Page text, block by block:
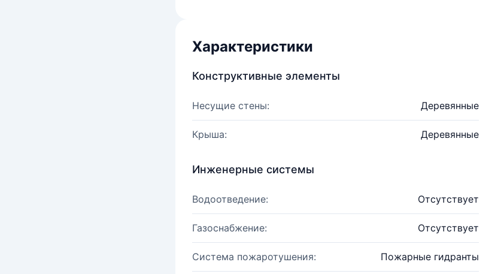
Характеристики
Конструктивные элементы
Несущие стены: Деревянные
Крыша: Деревянные
Инженерные системы
Водоотведение: Отсутствует
Газоснабжение: Отсутствует
Система пожаротушения: Пожарные гидранты